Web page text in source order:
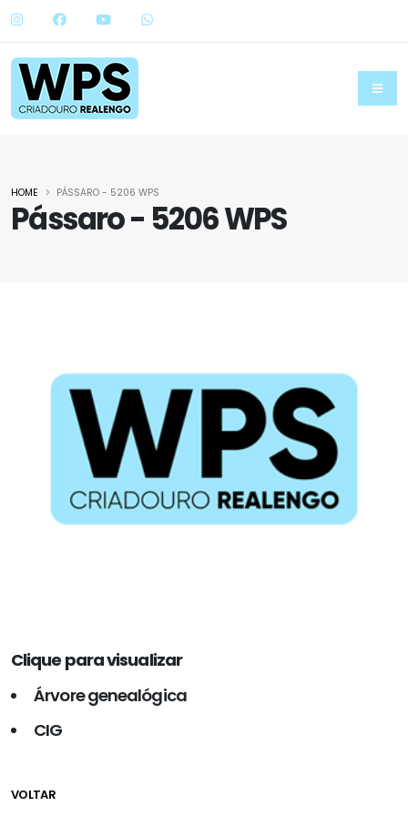
Pássaro - 5206 WPS
HOME PÁSSARO - 5206 WPS
Clique para visualizar
Árvore genealógica
CIG
VOLTAR